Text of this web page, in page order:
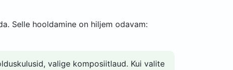
Selle hooldamine on hiljem odavam:
valige komposiitlaud. Kui valite